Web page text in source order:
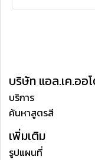
บริษัท แอล.เค.ออ
บริการ
ค้นหาสูตรสี
เพิ่มเติม
รูปแผนที่